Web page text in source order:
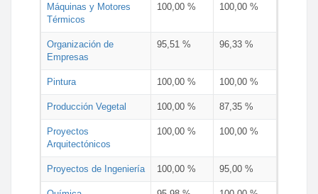
Máquinas y Motores
Térmicos
100,00 % 100,00 %
Organización de
Empresas
95,51 % 96,33 %
Pintura 100,00 % 100,00 %
Producción Vegetal 100,00 % 87,35 %
Proyectos
Arquitectónicos
100,00 % 100,00 %
Proyectos de Ingeniería 100,00 % 95,00 %